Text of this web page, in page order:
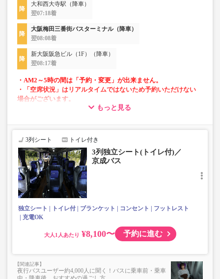
大和西大寺駅（降車）
翌07:18着
大阪梅田三番街バスターミナル（降車）
翌08:08着
新大阪阪急ビル（1F）（降車）
翌08:17着
・AM2～5時の間は「予約・変更」が出来ません。
・「空席状況」はリアルタイムではないため予約いただけない
場合がございます。
・フリーWi-Fi対応
・長時間の移動でも安心の車内トイレあり
・車内を常時換気、車内を清掃、除菌
もっと見る
3列シート トイレ付き
3列独立シート(トイレ付)／
京成バス
独立シート トイレ付 ブランケット コンセント
フットレスト
充電OK
大人 ¥8,100〜 予約に進む
夜行バスユーザー約4,000人に聞く！バスに乗車前・乗車